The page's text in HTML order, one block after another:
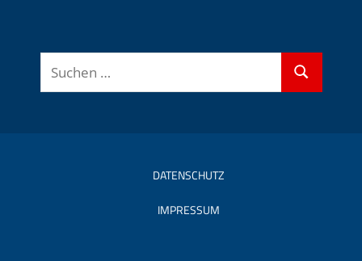
Suchen
nach:
Suchen
DATENSCHUTZ
IMPRESSUM